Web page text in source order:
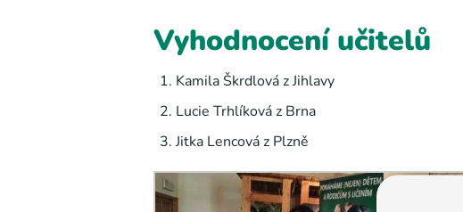
Vyhodnocení učitelů
Kamila Škrdlová z Jihlavy
Lucie Trhlíková z Brna
Jitka Lencová z Plzně